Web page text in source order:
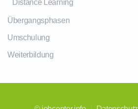
Distance Learning
Übergangsphasen
Umschulung
Weiterbildung